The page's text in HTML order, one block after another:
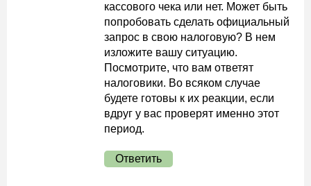
кассового чека или нет. Может быть
попробовать сделать официальный
запрос в свою налоговую? В нем
изложите вашу ситуацию.
Посмотрите, что вам ответят
налоговики. Во всяком случае
будете готовы к их реакции, если
вдруг у вас проверят именно этот
период.
Ответить